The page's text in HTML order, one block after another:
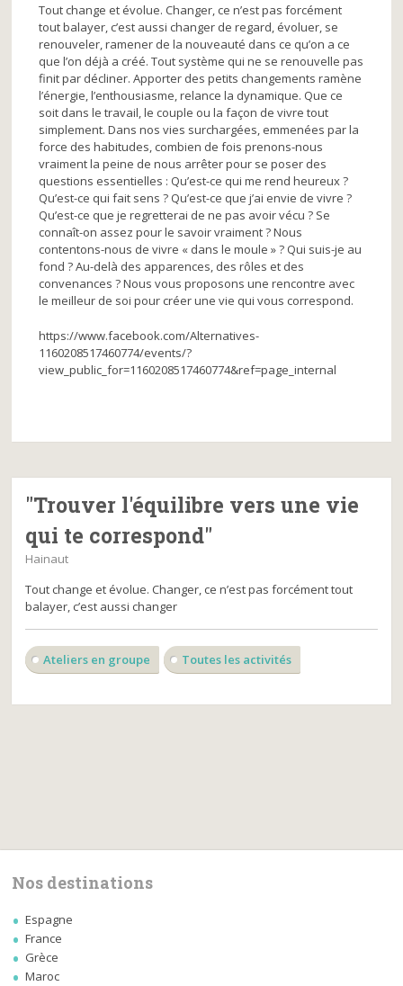
Tout change et évolue. Changer, ce n’est pas forcément
tout balayer, c’est aussi changer de regard, évoluer, se
renouveler, ramener de la nouveauté dans ce qu’on a ce
que l’on déjà a créé. Tout système qui ne se renouvelle pas
finit par décliner. Apporter des petits changements ramène
l’énergie, l’enthousiasme, relance la dynamique. Que ce
soit dans le travail, le couple ou la façon de vivre tout
simplement. Dans nos vies surchargées, emmenées par la
force des habitudes, combien de fois prenons-nous
vraiment la peine de nous arrêter pour se poser des
questions essentielles : Qu’est-ce qui me rend heureux ?
Qu’est-ce qui fait sens ? Qu’est-ce que j’ai envie de vivre ?
Qu’est-ce que je regretterai de ne pas avoir vécu ? Se
connaît-on assez pour le savoir vraiment ? Nous
contentons-nous de vivre « dans le moule » ? Qui suis-je au
fond ? Au-delà des apparences, des rôles et des
convenances ? Nous vous proposons une rencontre avec
le meilleur de soi pour créer une vie qui vous correspond.
https://www.facebook.com/Alternatives-
1160208517460774/events/?
view_public_for=1160208517460774&ref=page_internal
"Trouver l'équilibre vers une vie
qui te correspond"
Hainaut
Tout change et évolue. Changer, ce n’est pas forcément tout
balayer, c’est aussi changer
Ateliers en groupe Toutes les activités
Nos destinations
Espagne
France
Grèce
Maroc